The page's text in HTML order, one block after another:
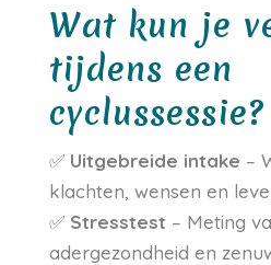
Wat kun je
tijdens een
cyclussessie?
✅ Uitgebreide intake –
klachten, wensen en
✅ Stresstest – Meting
adergezondheid en